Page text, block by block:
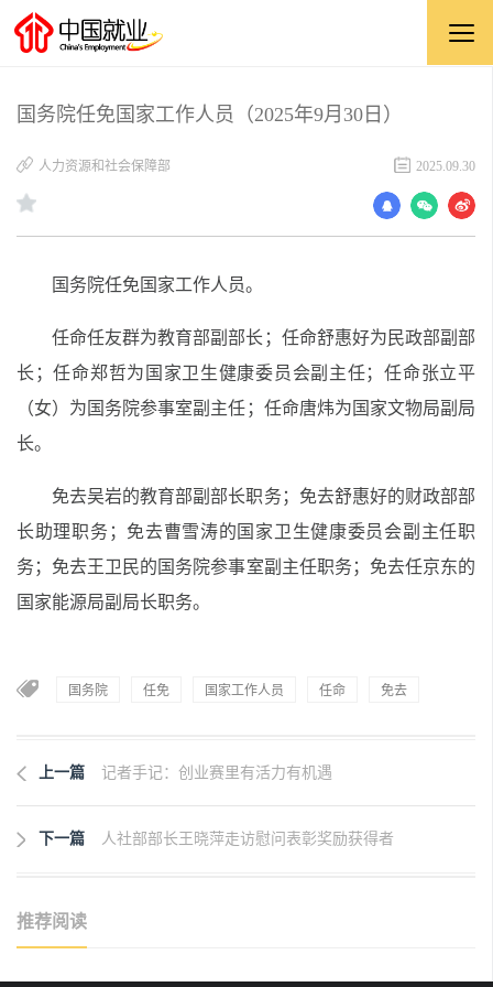
国务院任免国家工作人员（2025年9月30日）
人力资源和社会保障部 2025.09.30
国务院任免国家工作人员。
任命任友群为教育部副部长；任命舒惠好为民政部副部
长；任命郑哲为国家卫生健康委员会副主任；任命张立平
（女）为国务院参事室副主任；任命唐炜为国家文物局副局
长。
免去吴岩的教育部副部长职务；免去舒惠好的财政部部
长助理职务；免去曹雪涛的国家卫生健康委员会副主任职
务；免去王卫民的国务院参事室副主任职务；免去任京东的
国家能源局副局长职务。
国务院 任免 国家工作人员 任命 免去
上一篇 记者手记：创业赛里有活力有机遇
下一篇 人社部部长王晓萍走访慰问表彰奖励获得者
推荐阅读